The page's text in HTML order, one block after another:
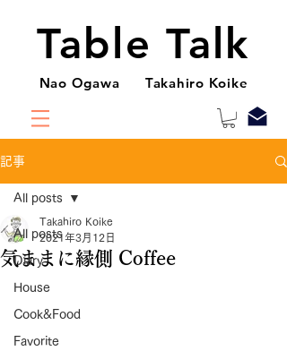
Table Talk
Nao Ogawa Takahiro Koike
記事
All posts
Diary
House
Cook&Food
Favorite
All posts
気ままに縁側 Coffee
Takahiro Koike
2021年3月12日